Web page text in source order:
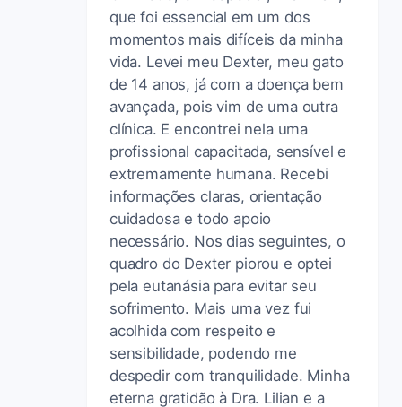
que foi essencial em um dos
momentos mais difíceis da minha
vida. Levei meu Dexter, meu gato
de 14 anos, já com a doença bem
avançada, pois vim de uma outra
clínica. E encontrei nela uma
profissional capacitada, sensível e
extremamente humana. Recebi
informações claras, orientação
cuidadosa e todo apoio
necessário. Nos dias seguintes, o
quadro do Dexter piorou e optei
pela eutanásia para evitar seu
sofrimento. Mais uma vez fui
acolhida com respeito e
sensibilidade, podendo me
despedir com tranquilidade. Minha
eterna gratidão à Dra. Lilian e a